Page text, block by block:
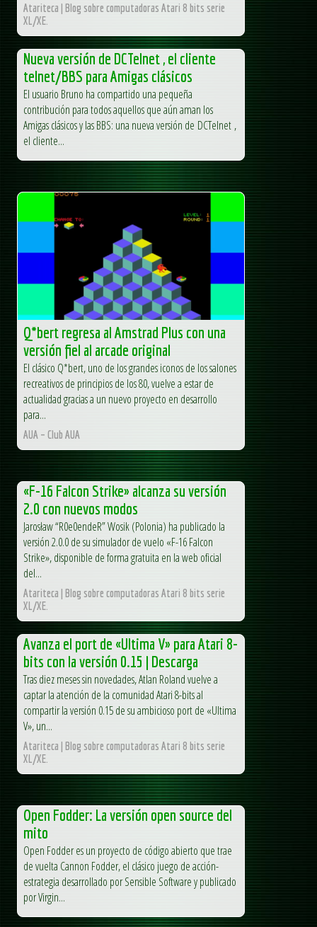
Atariteca | Blog sobre computadoras Atari 8 bits serie
XL/XE.
Nueva versión de DCTelnet , el cliente
telnet/BBS para Amigas clásicos
El usuario Bruno ha compartido una pequeña
contribución para todos aquellos que aún aman los
Amigas clásicos y las BBS: una nueva versión de DCTelnet ,
el cliente...
Q*bert regresa al Amstrad Plus con una
versión fiel al arcade original
El clásico Q*bert, uno de los grandes iconos de los salones
recreativos de principios de los 80, vuelve a estar de
actualidad gracias a un nuevo proyecto en desarrollo
para...
AUA – Club AUA
«F-16 Falcon Strike» alcanza su versión
2.0 con nuevos modos
Jarosław “R0e0endeR” Wosik (Polonia) ha publicado la
versión 2.0.0 de su simulador de vuelo «F-16 Falcon
Strike», disponible de forma gratuita en la web oficial
del...
Atariteca | Blog sobre computadoras Atari 8 bits serie
XL/XE.
Avanza el port de «Ultima V» para Atari 8-
bits con la versión 0.15 | Descarga
Tras diez meses sin novedades, Atlan Roland vuelve a
captar la atención de la comunidad Atari 8-bits al
compartir la versión 0.15 de su ambicioso port de «Ultima
V», un...
Atariteca | Blog sobre computadoras Atari 8 bits serie
XL/XE.
Open Fodder: La versión open source del
mito
Open Fodder es un proyecto de código abierto que trae
de vuelta Cannon Fodder, el clásico juego de acción-
estrategia desarrollado por Sensible Software y publicado
por Virgin...